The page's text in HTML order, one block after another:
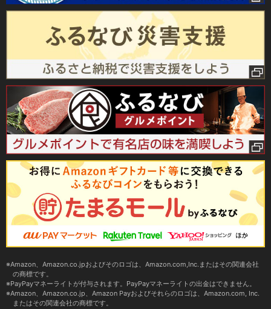
Amazon、Amazon.co.jpおよびそのロゴは、Amazon.com,Inc.またはその関連会社
の商標です。
PayPayマネーライトが付与されます。PayPayマネーライトの出金はできません。
Amazon、Amazon.co.jp、Amazon Payおよびそれらのロゴは、Amazon.com, Inc.
またはその関連会社の商標です。